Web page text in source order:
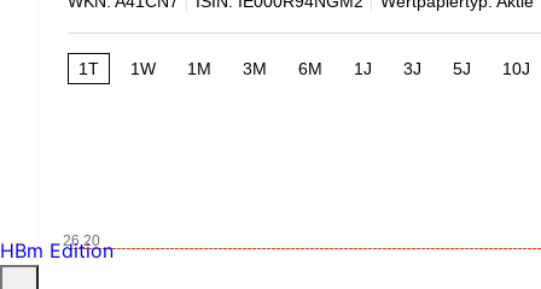
1T 1W 1M 3M 6M 1J 3J 5J 10J
26,20
HBm Edition